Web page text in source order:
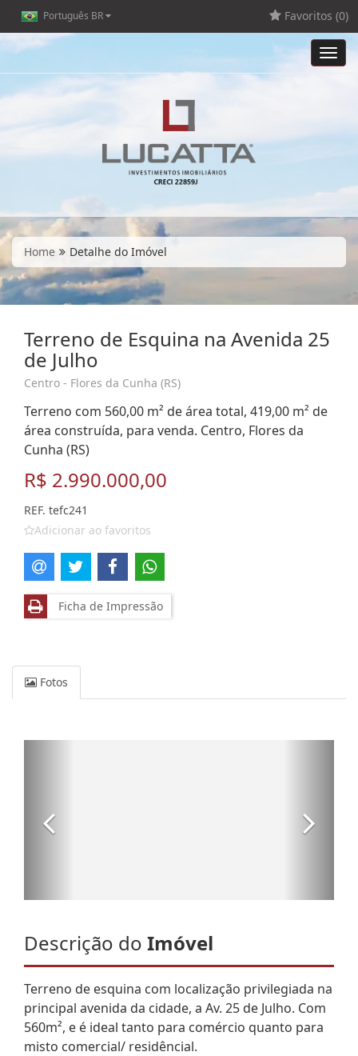
Português BR Favoritos (0)
Home Detalhe do Imóvel
Terreno de Esquina na Avenida 25
de Julho
Centro - Flores da Cunha (RS)
Terreno com 560,00 m² de área total, 419,00 m² de
área construída, para venda. Centro, Flores da
Cunha (RS)
R$ 2.990.000,00
REF. tefc241
Adicionar ao favoritos
Ficha de Impressão
Fotos
Descrição do Imóvel
Terreno de esquina com localização privilegiada na
principal avenida da cidade, a Av. 25 de Julho. Com
560m², e é ideal tanto para comércio quanto para
misto comercial/ residêncial.